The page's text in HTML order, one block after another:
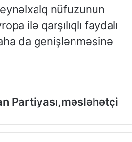
nüfuzunun
ilə qarşılıqlı faydalı
da genişlənməsinə
Partiyası,məsləhətçi